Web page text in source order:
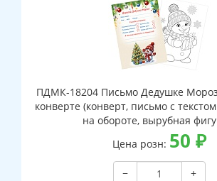
ПДМК-18204 Письмо Дедушке
конверте (конверт, письмо с
на обороте, вырубная
Цена розн: 50 ₽
−
+